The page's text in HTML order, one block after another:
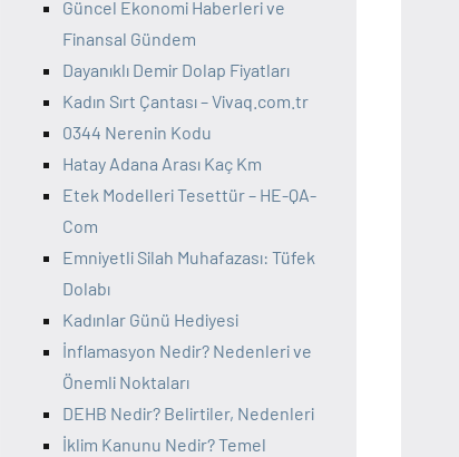
Güncel Ekonomi Haberleri ve
Finansal Gündem
Dayanıklı Demir Dolap Fiyatları
Kadın Sırt Çantası – Vivaq.com.tr
0344 Nerenin Kodu
Hatay Adana Arası Kaç Km
Etek Modelleri Tesettür – HE-QA-
Com
Emniyetli Silah Muhafazası: Tüfek
Dolabı
Kadınlar Günü Hediyesi
İnflamasyon Nedir? Nedenleri ve
Önemli Noktaları
DEHB Nedir? Belirtiler, Nedenleri
İklim Kanunu Nedir? Temel